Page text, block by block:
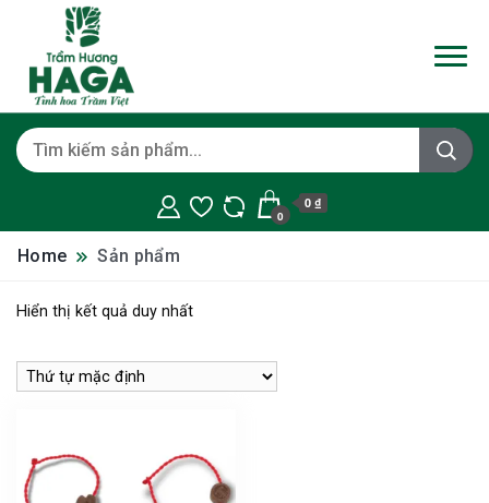
0
0 ₫
Home Sản phẩm
Hiển thị kết quả duy nhất